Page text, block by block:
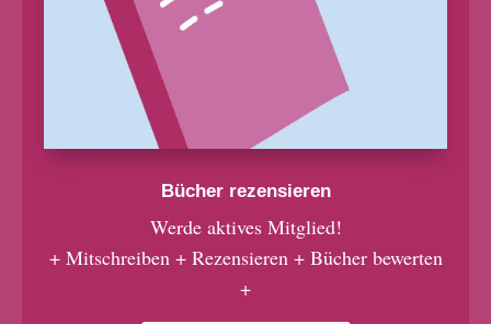
Bücher rezensieren
Werde aktives Mitglied!
+ Mitschreiben + Rezensieren + Bücher bewerten
+